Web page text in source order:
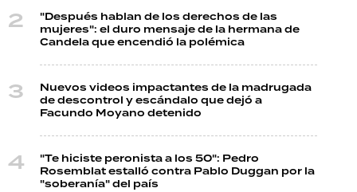
"Después hablan de los derechos de las
mujeres": el duro mensaje de la hermana de
Candela que encendió la polémica
Nuevos videos impactantes de la madrugada
de descontrol y escándalo que dejó a
Facundo Moyano detenido
"Te hiciste peronista a los 50": Pedro
Rosemblat estalló contra Pablo Duggan por la
"soberanía" del país